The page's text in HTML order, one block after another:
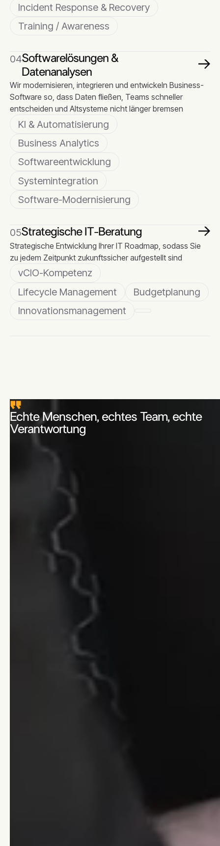
Incident Response & Recovery
Training / Awareness
04Softwarelösungen &
Datenanalysen
Softwarelösungen &
Datenanalysen
Wir modernisieren, integrieren und entwickeln Business-
Software so, dass Daten fließen, Teams schneller
entscheiden und Altsysteme nicht länger bremsen
KI & Automatisierung
Business Analytics
Softwareentwicklung
Systemintegration
Software-Modernisierung
05Strategische IT-Beratung
Strategische IT-Beratung
Strategische Entwicklung Ihrer IT Roadmap, sodass Sie
zu jedem Zeitpunkt zukunftssicher aufgestellt sind
vCIO-Kompetenz
Lifecycle Management
Budgetplanung
Innovationsmanagement
Echte Menschen, echtes Team, echte
Verantwortung